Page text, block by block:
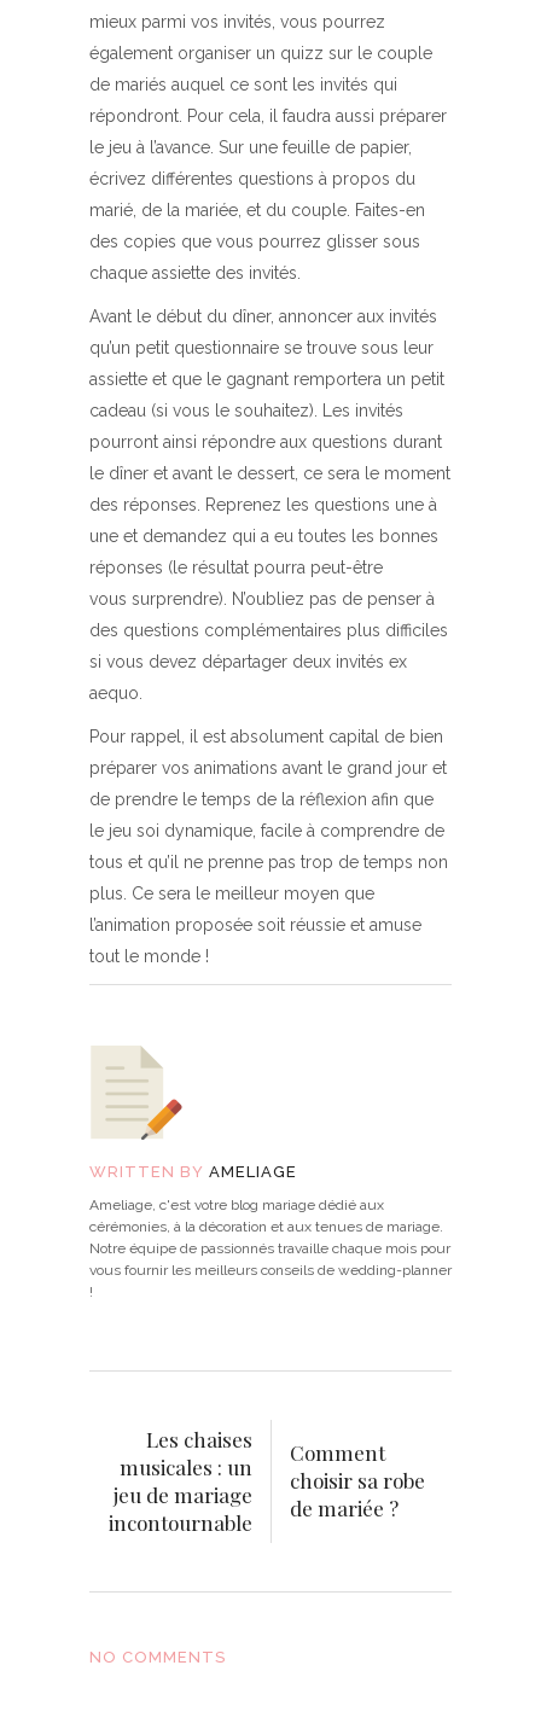
mieux parmi vos invités, vous pourrez
également organiser un quizz sur le couple
de mariés auquel ce sont les invités qui
répondront. Pour cela, il faudra aussi préparer
le jeu à l’avance. Sur une feuille de papier,
écrivez différentes questions à propos du
marié, de la mariée, et du couple. Faites-en
des copies que vous pourrez glisser sous
chaque assiette des invités.
Avant le début du dîner, annoncer aux invités
qu’un petit questionnaire se trouve sous leur
assiette et que le gagnant remportera un petit
cadeau (si vous le souhaitez). Les invités
pourront ainsi répondre aux questions durant
le dîner et avant le dessert, ce sera le moment
des réponses. Reprenez les questions une à
une et demandez qui a eu toutes les bonnes
réponses (le résultat pourra peut-être
vous surprendre). N’oubliez pas de penser à
des questions complémentaires plus difficiles
si vous devez départager deux invités ex
aequo.
Pour rappel, il est absolument capital de bien
préparer vos animations avant le grand jour et
de prendre le temps de la réflexion afin que
le jeu soi dynamique, facile à comprendre de
tous et qu’il ne prenne pas trop de temps non
plus. Ce sera le meilleur moyen que
l’animation proposée soit réussie et amuse
tout le monde !
WRITTEN BY AMELIAGE
Ameliage, c'est votre blog mariage dédié aux
cérémonies, à la décoration et aux tenues de mariage.
Notre équipe de passionnés travaille chaque mois pour
vous fournir les meilleurs conseils de wedding-planner
!
Les chaises
musicales : un
jeu de mariage
incontournable
Comment
choisir sa robe
de mariée ?
NO COMMENTS